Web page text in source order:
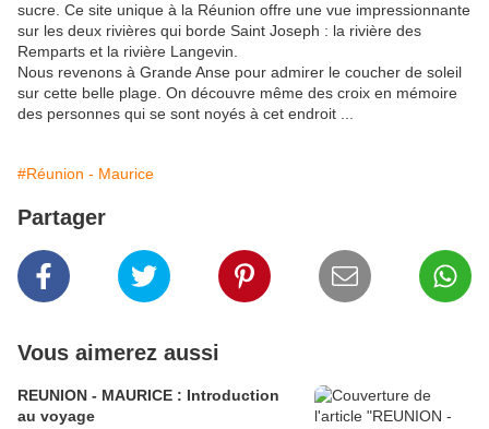
sucre. Ce site unique à la Réunion offre une vue impressionnante
sur les deux rivières qui borde Saint Joseph : la rivière des
Remparts et la rivière Langevin.
Nous revenons à Grande Anse pour admirer le coucher de soleil
sur cette belle plage. On découvre même des croix en mémoire
des personnes qui se sont noyés à cet endroit ...
#Réunion - Maurice
Partager
Vous aimerez aussi
REUNION - MAURICE : Introduction
au voyage